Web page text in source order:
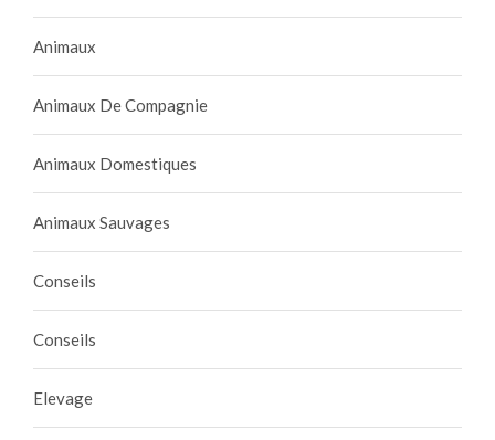
Animaux
Animaux De Compagnie
Animaux Domestiques
Animaux Sauvages
Conseils
Conseils
Elevage